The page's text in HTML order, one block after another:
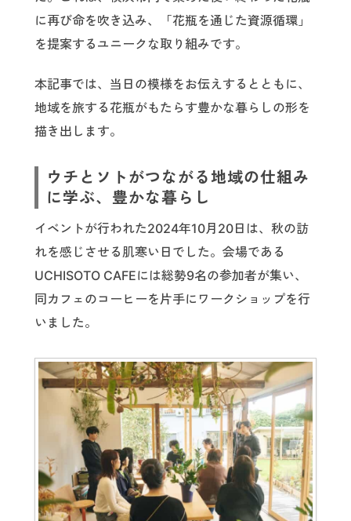
に再び命を吹き込み、「花瓶を通じた資源循環」
を提案するユニークな取り組みです。
本記事では、当日の模様をお伝えするとともに、
地域を旅する花瓶がもたらす豊かな暮らしの形を
描き出します。
ウチとソトがつながる地域の仕組み
に学ぶ、豊かな暮らし
イベントが行われた2024年10月20日は、秋の訪
れを感じさせる肌寒い日でした。会場である
UCHISOTO CAFEには総勢9名の参加者が集い、
同カフェのコーヒーを片手にワークショップを行
いました。